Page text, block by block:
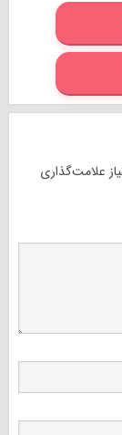
علامت‌گذاری